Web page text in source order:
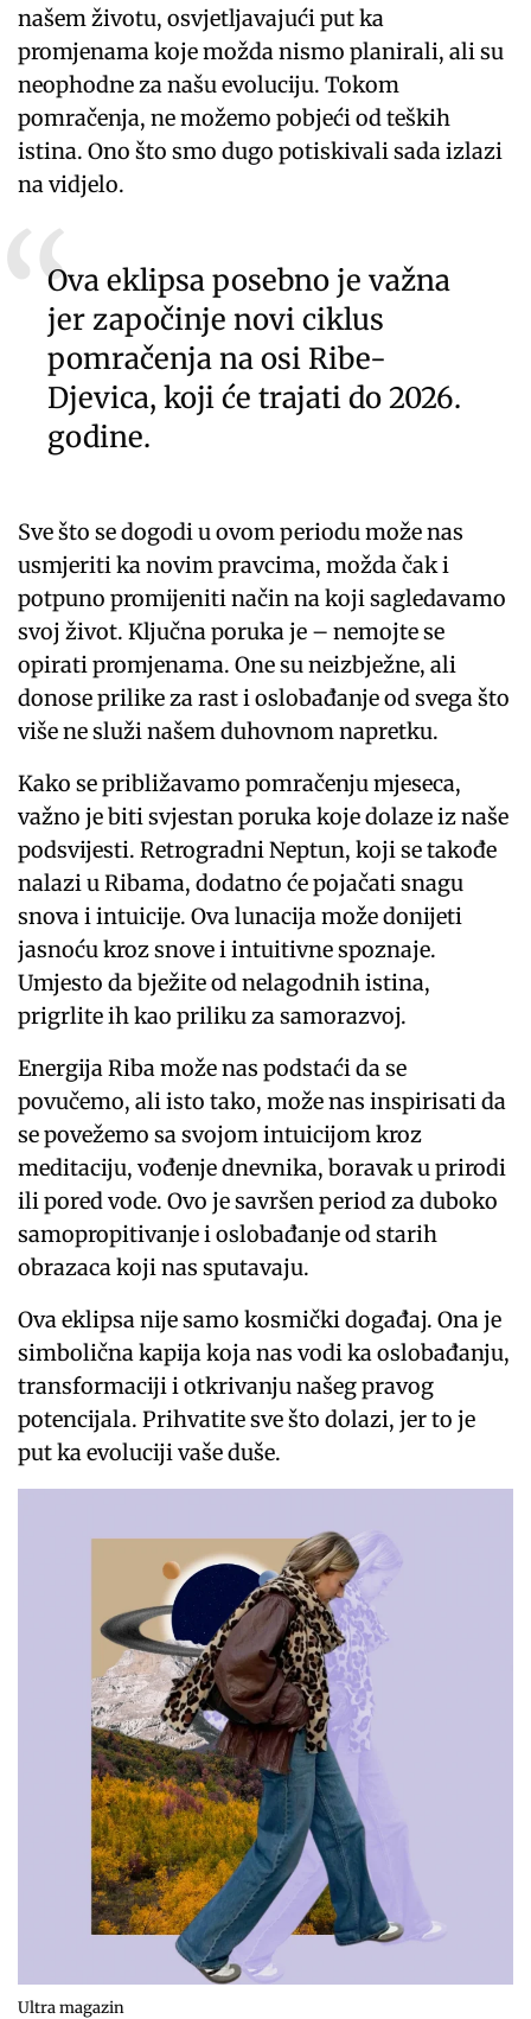
našem životu, osvjetljavajući put ka
promjenama koje možda nismo planirali, ali su
neophodne za našu evoluciju. Tokom
pomračenja, ne možemo pobjeći od teških
istina. Ono što smo dugo potiskivali sada izlazi
na vidjelo.
Ova eklipsa posebno je važna
jer započinje novi ciklus
pomračenja na osi Ribe-
Djevica, koji će trajati do 2026.
godine.
Sve što se dogodi u ovom periodu može nas
usmjeriti ka novim pravcima, možda čak i
potpuno promijeniti način na koji sagledavamo
svoj život. Ključna poruka je – nemojte se
opirati promjenama. One su neizbježne, ali
donose prilike za rast i oslobađanje od svega što
više ne služi našem duhovnom napretku.
Kako se približavamo pomračenju mjeseca,
važno je biti svjestan poruka koje dolaze iz naše
podsvijesti. Retrogradni Neptun, koji se takođe
nalazi u Ribama, dodatno će pojačati snagu
snova i intuicije. Ova lunacija može donijeti
jasnoću kroz snove i intuitivne spoznaje.
Umjesto da bježite od nelagodnih istina,
prigrlite ih kao priliku za samorazvoj.
Energija Riba može nas podstaći da se
povučemo, ali isto tako, može nas inspirisati da
se povežemo sa svojom intuicijom kroz
meditaciju, vođenje dnevnika, boravak u prirodi
ili pored vode. Ovo je savršen period za duboko
samopropitivanje i oslobađanje od starih
obrazaca koji nas sputavaju.
Ova eklipsa nije samo kosmički događaj. Ona je
simbolična kapija koja nas vodi ka oslobađanju,
transformaciji i otkrivanju našeg pravog
potencijala. Prihvatite sve što dolazi, jer to je
put ka evoluciji vaše duše.
Ultra magazin